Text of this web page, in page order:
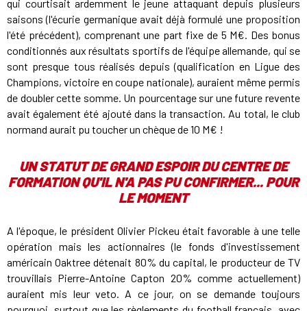
qui courtisait ardemment le jeune attaquant depuis plusieurs
saisons (l'écurie germanique avait déjà formulé une proposition
l'été précédent), comprenant une part fixe de 5 M€. Des bonus
conditionnés aux résultats sportifs de l'équipe allemande, qui se
sont presque tous réalisés depuis (qualification en Ligue des
Champions, victoire en coupe nationale), auraient même permis
de doubler cette somme. Un pourcentage sur une future revente
avait également été ajouté dans la transaction. Au total, le club
normand aurait pu toucher un chèque de 10 M€ !
UN STATUT DE GRAND ESPOIR DU CENTRE DE
FORMATION QU'IL N'A PAS PU CONFIRMER... POUR
LE MOMENT
A l'époque, le président Olivier Pickeu était favorable à une telle
opération mais les actionnaires (le fonds d'investissement
américain Oaktree détenait 80% du capital, le producteur de TV
trouvillais Pierre-Antoine Capton 20% comme actuellement)
auraient mis leur veto. A ce jour, on se demande toujours